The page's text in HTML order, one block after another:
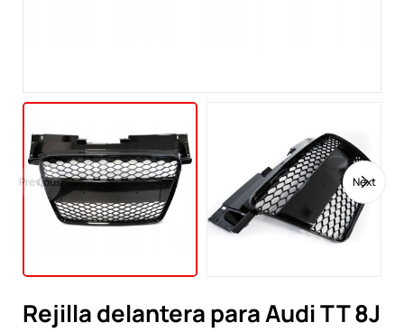
Previous Next
Rejilla delantera para Audi TT 8J